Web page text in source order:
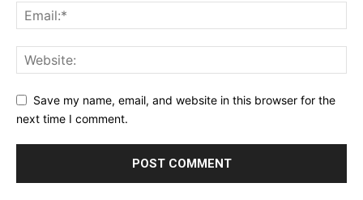
Save my name, email, and website in this browser for the
next time I comment.